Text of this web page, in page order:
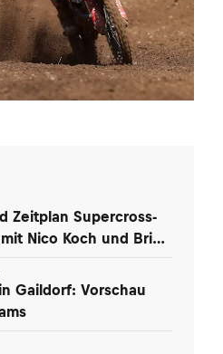
Zeitplan Supercross-
Nico Koch und Brian
Gaildorf: Vorschau